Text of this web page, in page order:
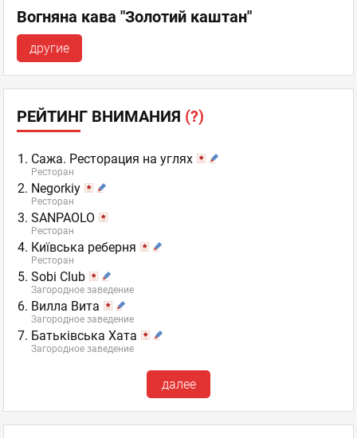
Вогняна кава "Золотий каштан"
другие
РЕЙТИНГ ВНИМАНИЯ (?)
Сажа. Ресторация на углях
Ресторан
Negorkiy
Ресторан
SANPAOLO
Ресторан
Київська реберня
Ресторан
Sobi Club
Загородное заведение
Вилла Вита
Загородное заведение
Батьківська Хата
Загородное заведение
далее